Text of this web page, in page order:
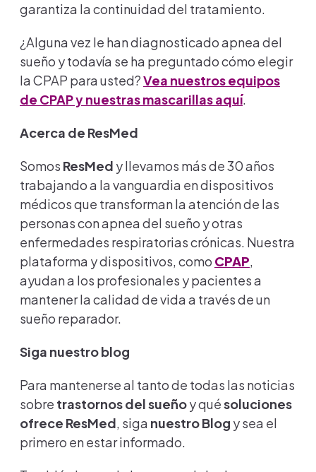
garantiza la continuidad del tratamiento.
¿Alguna vez le han diagnosticado apnea del
sueño y todavía se ha preguntado cómo elegir
la CPAP para usted?Vea nuestros equipos
de CPAP y nuestras mascarillas aquí.
Acerca de ResMed
Somos ResMed y llevamos más de 30 años
trabajando a la vanguardia en dispositivos
médicos que transforman la atención de las
personas con apnea del sueño y otras
enfermedades respiratorias crónicas. Nuestra
plataforma y dispositivos, como CPAP,
ayudan a los profesionales y pacientes a
mantener la calidad de vida a través de un
sueño reparador.
Siga nuestro blog
Para mantenerse al tanto de todas las noticias
sobre trastornos del sueñoy quésoluciones
ofrece ResMed, siga nuestro Blog y sea el
primero en estar informado.